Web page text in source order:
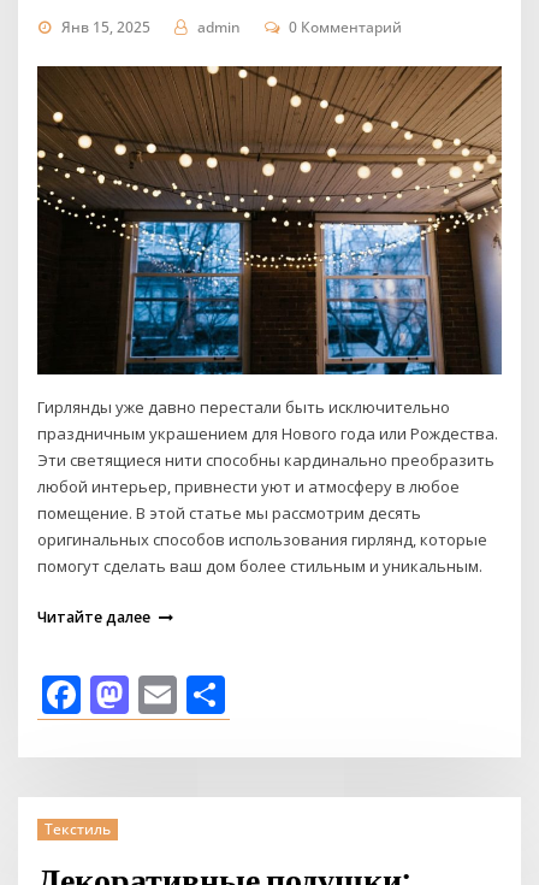
Янв 15, 2025 admin 0 Комментарий
Гирлянды уже давно перестали быть исключительно
праздничным украшением для Нового года или Рождества.
Эти светящиеся нити способны кардинально преобразить
любой интерьер, привнести уют и атмосферу в любое
помещение. В этой статье мы рассмотрим десять
оригинальных способов использования гирлянд, которые
помогут сделать ваш дом более стильным и уникальным.
Читайте далее
Facebook
Mastodon
Email
Текстиль